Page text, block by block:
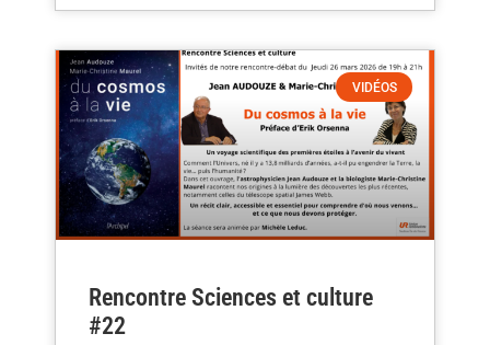
VIDÉOS
Rencontre Sciences et culture
#22